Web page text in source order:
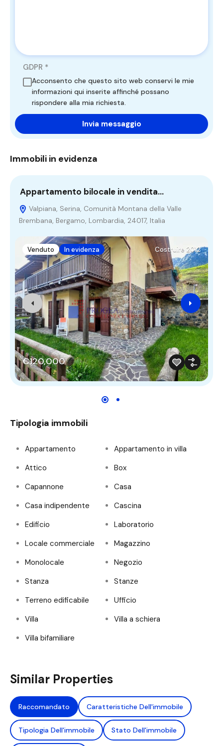
GDPR *
Acconsento che questo sito web conservi le mie
informazioni qui inserite affinché possano
rispondere alla mia richiesta.
Immobili in evidenza
Appartamento bilocale in vendita…
Valpiana, Serina, Comunità Montana della Valle
Brembana, Bergamo, Lombardia, 24017, Italia
Venduto In evidenza Costruire 2012
€120,000
Tipologia immobili
Appartamento
Appartamento in villa
Attico
Box
Capannone
Casa
Casa indipendente
Cascina
Edificio
Laboratorio
Locale commerciale
Magazzino
Monolocale
Negozio
Stanza
Stanze
Terreno edificabile
Ufficio
Villa
Villa a schiera
Villa bifamiliare
Similar Properties
Raccomandato Caratteristiche Dell'immobile
Tipologia Dell'immobile Stato Dell'immobile